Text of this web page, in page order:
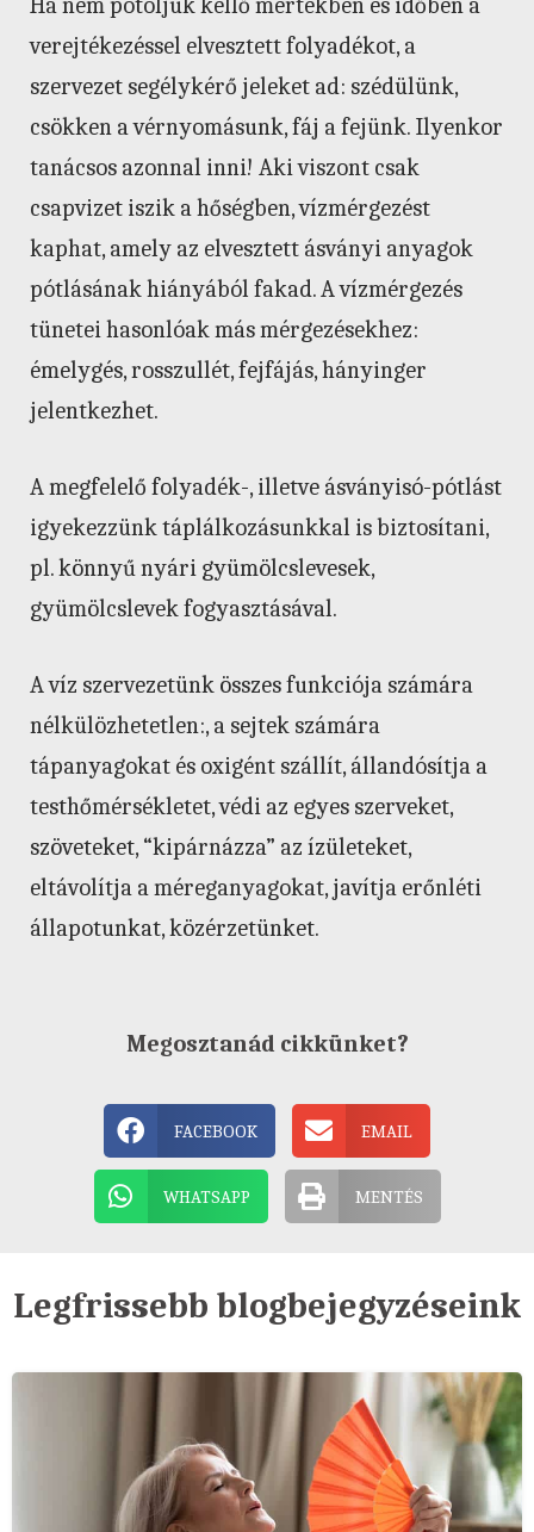
Ha nem pótoljuk kellő mértékben és időben a
verejtékezéssel elvesztett folyadékot, a
szervezet segélykérő jeleket ad: szédülünk,
csökken a vérnyomásunk, fáj a fejünk. Ilyenkor
tanácsos azonnal inni! Aki viszont csak
csapvizet iszik a hőségben, vízmérgezést
kaphat, amely az elvesztett ásványi anyagok
pótlásának hiányából fakad. A vízmérgezés
tünetei hasonlóak más mérgezésekhez:
émelygés, rosszullét, fejfájás, hányinger
jelentkezhet.
A megfelelő folyadék-, illetve ásványisó-pótlást
igyekezzünk táplálkozásunkkal is biztosítani,
pl. könnyű nyári gyümölcslevesek,
gyümölcslevek fogyasztásával.
A víz szervezetünk összes funkciója számára
nélkülözhetetlen:, a sejtek számára
tápanyagokat és oxigént szállít, állandósítja a
testhőmérsékletet, védi az egyes szerveket,
szöveteket, “kipárnázza” az ízületeket,
eltávolítja a méreganyagokat, javítja erőnléti
állapotunkat, közérzetünket.
Megosztanád cikkünket?
FACEBOOK EMAIL
WHATSAPP MENTÉS
Legfrissebb blogbejegyzéseink